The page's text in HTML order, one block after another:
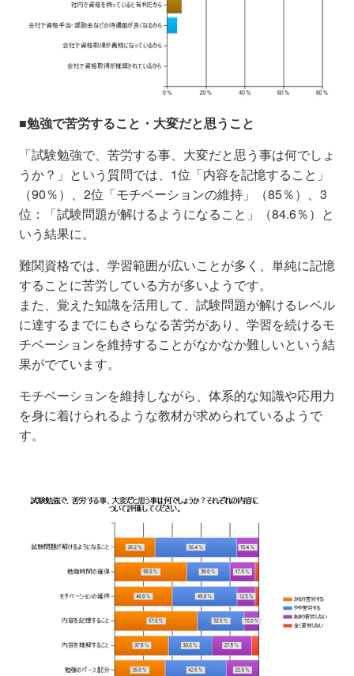
■勉強で苦労すること・大変だと思うこと
「試験勉強で、苦労する事、大変だと思う事は何でしょ
うか？」という質問では、1位「内容を記憶すること」
（90％）、2位「モチベーションの維持」（85％）、3
位：「試験問題が解けるようになること」（84.6％）と
いう結果に。
難関資格では、学習範囲が広いことが多く、単純に記憶
することに苦労している方が多いようです。
また、覚えた知識を活用して、試験問題が解けるレベル
に達するまでにもさらなる苦労があり、学習を続けるモ
チベーションを維持することがなかなか難しいという結
果がでています。
モチベーションを維持しながら、体系的な知識や応用力
を身に着けられるような教材が求められているようで
す。